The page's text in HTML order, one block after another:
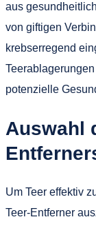
aus
von giftigen
krebserregend
potenzielle
Auswahl
Um Teer effektiv
Teer-Entferner